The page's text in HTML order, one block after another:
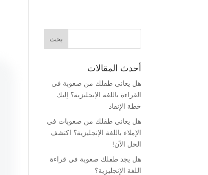
أحدث المقالات
هل يعاني طفلك من صعوبة في
القراءة باللغة الإنجليزية؟ إليك
خطة الإنقاذ
هل يعاني طفلك من صعوبات في
الإملاء باللغة الإنجليزية؟ اكتشف
الحل الآن!
هل يجد طفلك صعوبة في قراءة
اللغة الإنجليزية؟